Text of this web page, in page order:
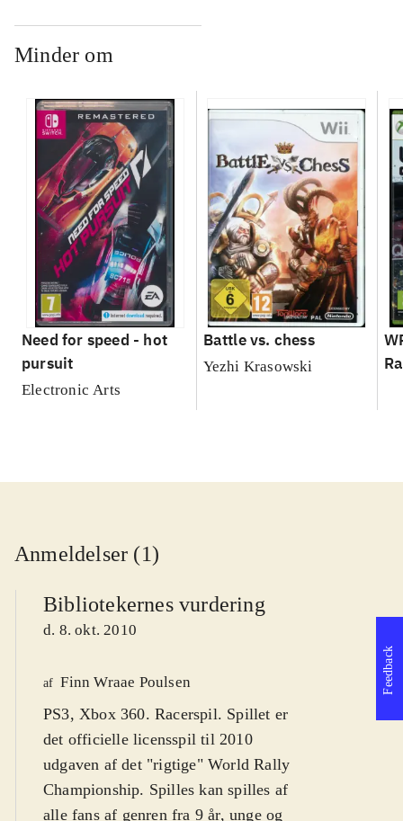
Minder om
Need for speed - hot
pursuit
Electronic Arts
Battle vs. chess
Yezhi Krasowski
Anmeldelser (1)
Bibliotekernes vurdering
d. 8. okt. 2010
af Finn Wraae Poulsen
PS3, Xbox 360. Racerspil. Spillet er
det officielle licensspil til 2010
udgaven af det "rigtige" World Rally
Championship. Spilles kan spilles af
alle fans af genren fra 9 år, unge og
Feedback